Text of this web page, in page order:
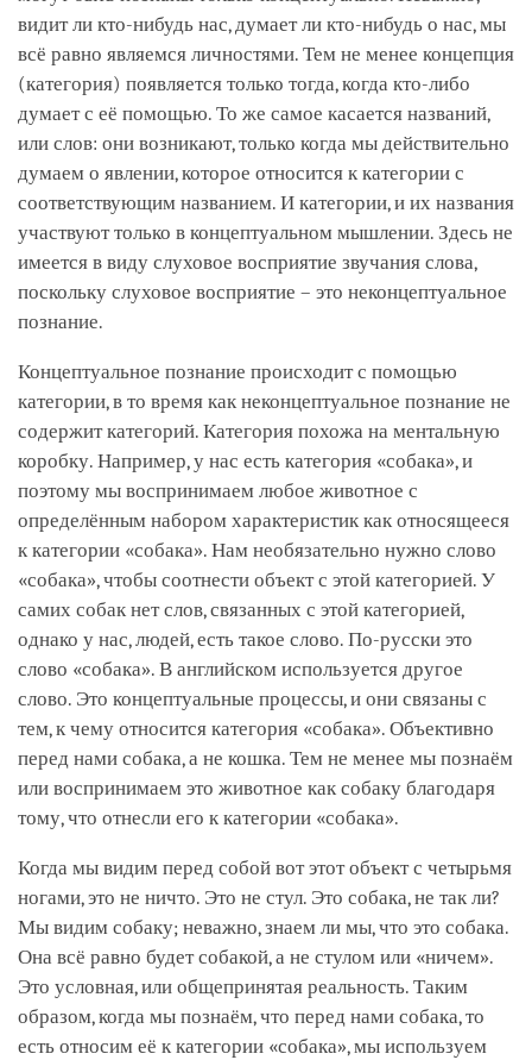
видит ли кто-нибудь нас, думает ли кто-нибудь о нас, мы
всё равно являемся личностями. Тем не менее концепция
(категория) появляется только тогда, когда кто-либо
думает с её помощью. То же самое касается названий,
или слов: они возникают, только когда мы действительно
думаем о явлении, которое относится к категории с
соответствующим названием. И категории, и их названия
участвуют только в концептуальном мышлении. Здесь не
имеется в виду слуховое восприятие звучания слова,
поскольку слуховое восприятие – это неконцептуальное
познание.
Концептуальное познание происходит с помощью
категории, в то время как неконцептуальное познание не
содержит категорий. Категория похожа на ментальную
коробку. Например, у нас есть категория «собака», и
поэтому мы воспринимаем любое животное с
определённым набором характеристик как относящееся
к категории «собака». Нам необязательно нужно слово
«собака», чтобы соотнести объект с этой категорией. У
самих собак нет слов, связанных с этой категорией,
однако у нас, людей, есть такое слово. По-русски это
слово «собака». В английском используется другое
слово. Это концептуальные процессы, и они связаны с
тем, к чему относится категория «собака». Объективно
перед нами собака, а не кошка. Тем не менее мы познаём
или воспринимаем это животное как собаку благодаря
тому, что отнесли его к категории «собака».
Когда мы видим перед собой вот этот объект с четырьмя
ногами, это не ничто. Это не стул. Это собака, не так ли?
Мы видим собаку; неважно, знаем ли мы, что это собака.
Она всё равно будет собакой, а не стулом или «ничем».
Это условная, или общепринятая реальность. Таким
образом, когда мы познаём, что перед нами собака, то
есть относим её к категории «собака», мы используем